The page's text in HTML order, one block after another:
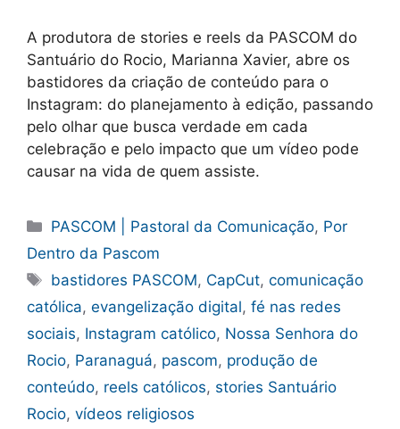
A produtora de stories e reels da PASCOM do
Santuário do Rocio, Marianna Xavier, abre os
bastidores da criação de conteúdo para o
Instagram: do planejamento à edição, passando
pelo olhar que busca verdade em cada
celebração e pelo impacto que um vídeo pode
causar na vida de quem assiste.
Categorias
PASCOM | Pastoral da Comunicação, Por
Dentro da Pascom
Tags
bastidores PASCOM, CapCut,comunicação
católica, evangelização digital, fé nas redes
sociais, Instagram católico, Nossa Senhora do
Rocio, Paranaguá, pascom, produção de
conteúdo, reels católicos, stories Santuário
Rocio, vídeos religiosos